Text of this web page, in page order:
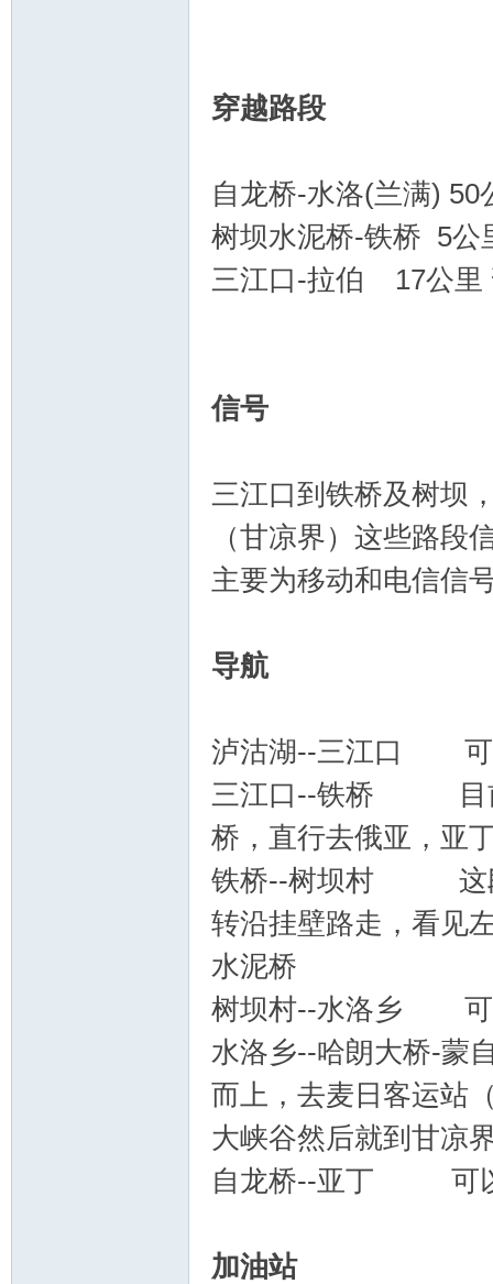
穿越路段
自龙桥-水洛(兰满)
树坝水泥桥-铁桥 5公
三江口-拉伯 17公里
信号
三江口到铁桥及树坝
（甘凉界）这些路段
主要为移动和电信信
导航
泸沽湖--三江口 可
三江口--铁桥 目前
桥，直行去俄亚，亚
铁桥--树坝村 这段
转沿挂壁路走，看见
水泥桥
树坝村--水洛乡 可
水洛乡--哈朗大桥-蒙
而上，去麦日客运站
大峡谷然后就到甘凉
自龙桥--亚丁 可以
加油站